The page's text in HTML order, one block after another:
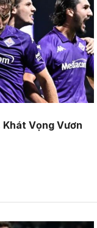
Vọng Vươn